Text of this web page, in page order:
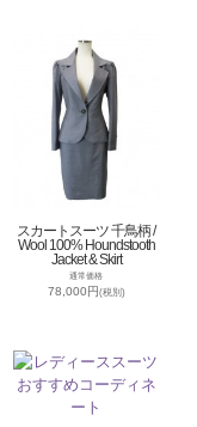
スカートスーツ 千鳥柄 /
Wool 100% Houndstooth
Jacket & Skirt
通常価格
78,000円(税別)